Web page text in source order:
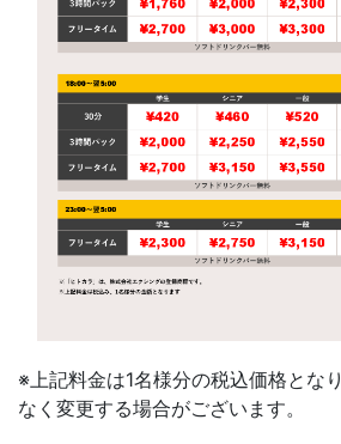
※上記料金は1名様分の税込価格とな
なく変更する場合がございます。